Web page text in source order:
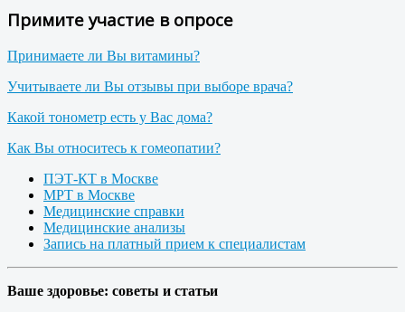
Примите участие в опросе
Принимаете ли Вы витамины?
Учитываете ли Вы отзывы при выборе врача?
Какой тонометр есть у Вас дома?
Как Вы относитесь к гомеопатии?
ПЭТ-КТ в Москве
МРТ в Москве
Медицинские справки
Медицинские анализы
Запись на платный прием к специалистам
Ваше здоровье: советы и статьи